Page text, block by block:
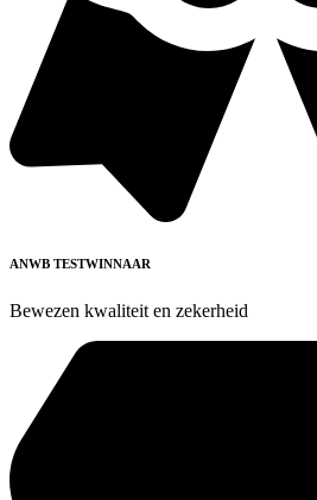
ANWB TESTWINNAAR
Bewezen kwaliteit en zekerheid